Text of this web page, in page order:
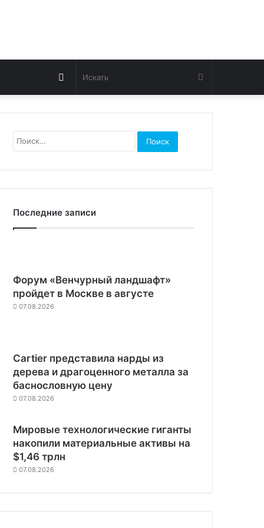
Искать
Switch
skin
Найти:
Последние записи
Форум «Венчурный ландшафт»
пройдет в Москве в августе
07.08.2026
Cartier представила нарды из
дерева и драгоценного металла за
баснословную цену
07.08.2026
Мировые технологические гиганты
накопили материальные активы на
$1,46 трлн
07.08.2026